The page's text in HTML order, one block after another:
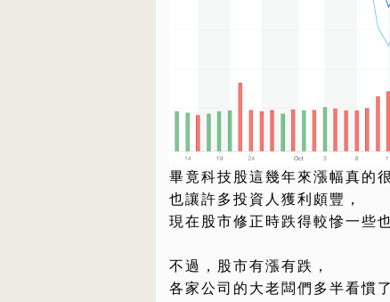
畢竟科技股這幾年來漲幅真的
也讓許多投資人獲利頗豐，
現在股市修正時跌得較慘一些
不過，股市有漲有跌，
各家公司的大老闆們多半看慣